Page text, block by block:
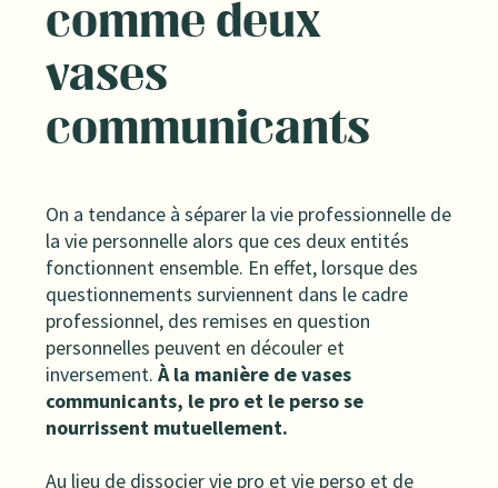
comme deux
vases
communicants
On a tendance à séparer la vie professionnelle de
la vie personnelle alors que ces deux entités
fonctionnent ensemble. En effet, lorsque des
questionnements surviennent dans le cadre
professionnel, des remises en question
personnelles peuvent en découler et
inversement. À la manière de vases
communicants, le pro et le perso se
nourrissent mutuellement.
Au lieu de dissocier vie pro et vie perso et de